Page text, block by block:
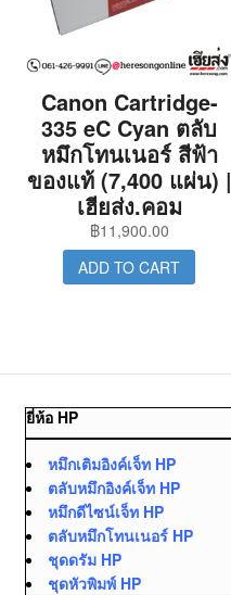
Canon Cartridge-
335 eC Cyan ตลับ
หมึกโทนเนอร์ สีฟ้า
ของแท้ (7,400 แผ่น) |
เฮียส่ง.คอม
฿11,900.00
ADD TO CART
ยี่ห้อ HP
หมึกเติมอิงค์เจ็ท HP
ตลับหมึกอิงค์เจ็ท HP
หมึกดีไซน์เจ็ท HP
ตลับหมึกโทนเนอร์ HP
ชุดดรัม HP
ชุดหัวพิมพ์ HP